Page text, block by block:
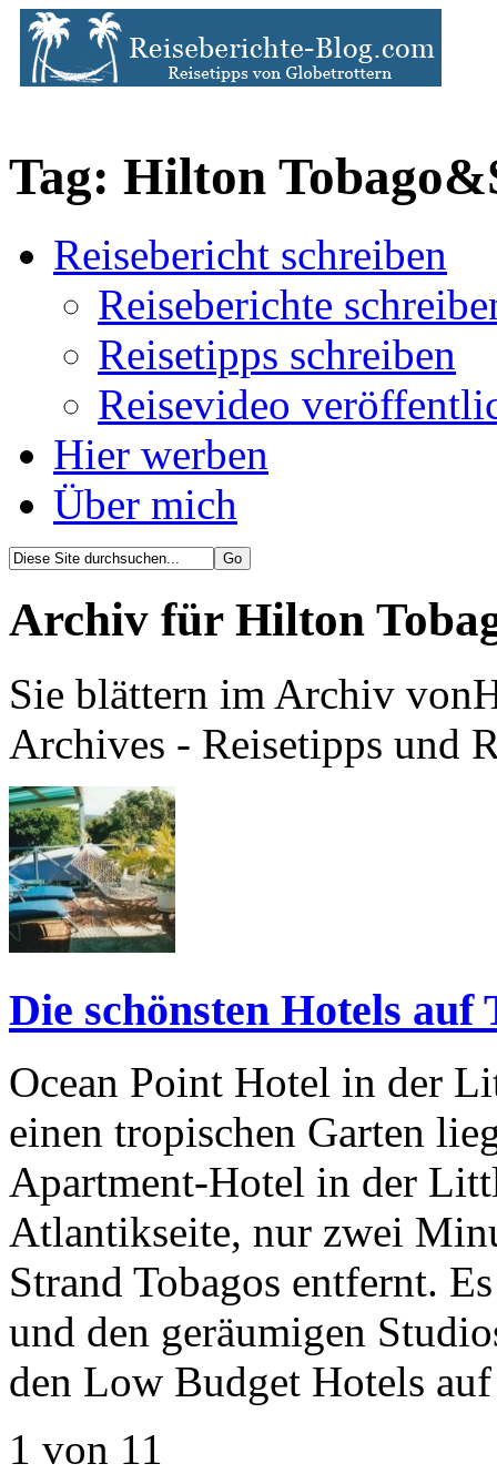
Tag: Hilton
Reisebericht schreiben
Reiseberichte
Reisetipps schreiben
Reisevideo
Hier werben
Über mich
Archiv für Hilton
Sie blättern im Archiv
Archives - Reisetipps und
Die schönsten Hotels auf
Ocean Point Hotel in der
einen tropischen Garten
Apartment-Hotel in der
Atlantikseite, nur zwei
Strand Tobagos entfernt.
und den geräumigen
den Low Budget Hotels
1 von 11